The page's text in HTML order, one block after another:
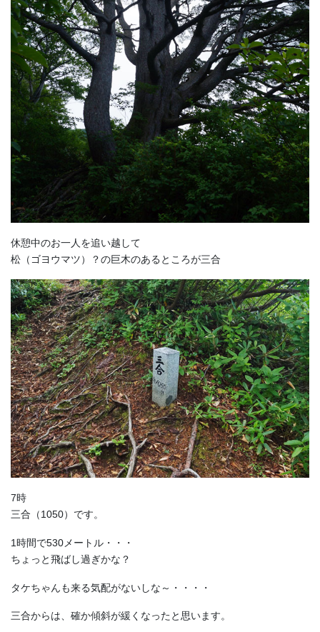
休憩中のお一人を追い越して
松（ゴヨウマツ）？の巨木のあるところが三合
7時
三合（1050）です。
1時間で530メートル・・・
ちょっと飛ばし過ぎかな？
タケちゃんも来る気配がないしな～・・・・
三合からは、確か傾斜が緩くなったと思います。